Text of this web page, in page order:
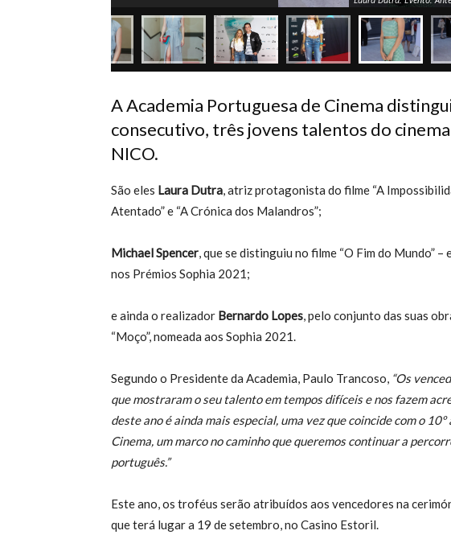
A Academia Portuguesa de Cinema
consecutivo, três jovens talentos do
NICO.
São eles Laura Dutra, atriz protagonista do filme “A
Atentado” e “A Crónica dos Malandros”;
Michael Spencer, que se distinguiu no filme “O Fim do Mundo”
nos Prémios Sophia 2021;
e ainda o realizador Bernardo Lopes, pelo conjunto das suas
“Moço”, nomeada aos Sophia 2021.
Segundo o Presidente da Academia, Paulo Trancoso, “Os
que mostraram o seu talento em tempos difíceis e nos fazem
deste ano é ainda mais especial, uma vez que coincide com o
Cinema, um marco no caminho que queremos continuar a
português.”
Este ano, os troféus serão atribuídos aos vencedores na
que terá lugar a 19 de setembro, no Casino Estoril.